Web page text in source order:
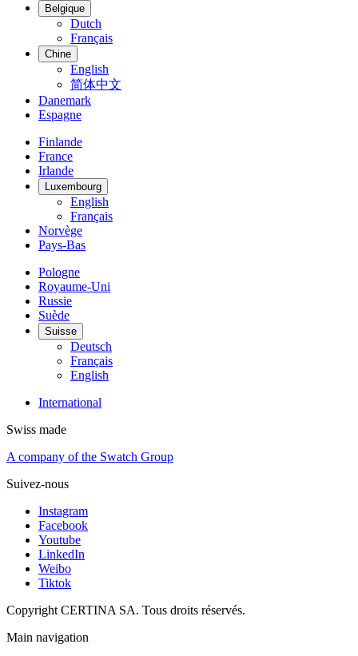
Belgique
Dutch
Français
Chine
English
简体中文
Danemark
Espagne
Finlande
France
Irlande
Luxembourg
English
Français
Norvège
Pays-Bas
Pologne
Royaume-Uni
Russie
Suède
Suisse
Deutsch
Français
English
International
Swiss made
A company of the Swatch Group
Suivez-nous
Instagram
Facebook
Youtube
LinkedIn
Weibo
Tiktok
Copyright CERTINA SA. Tous droits réservés.
Main navigation